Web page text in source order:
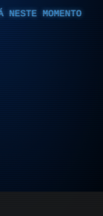
NESTE MOMENTO